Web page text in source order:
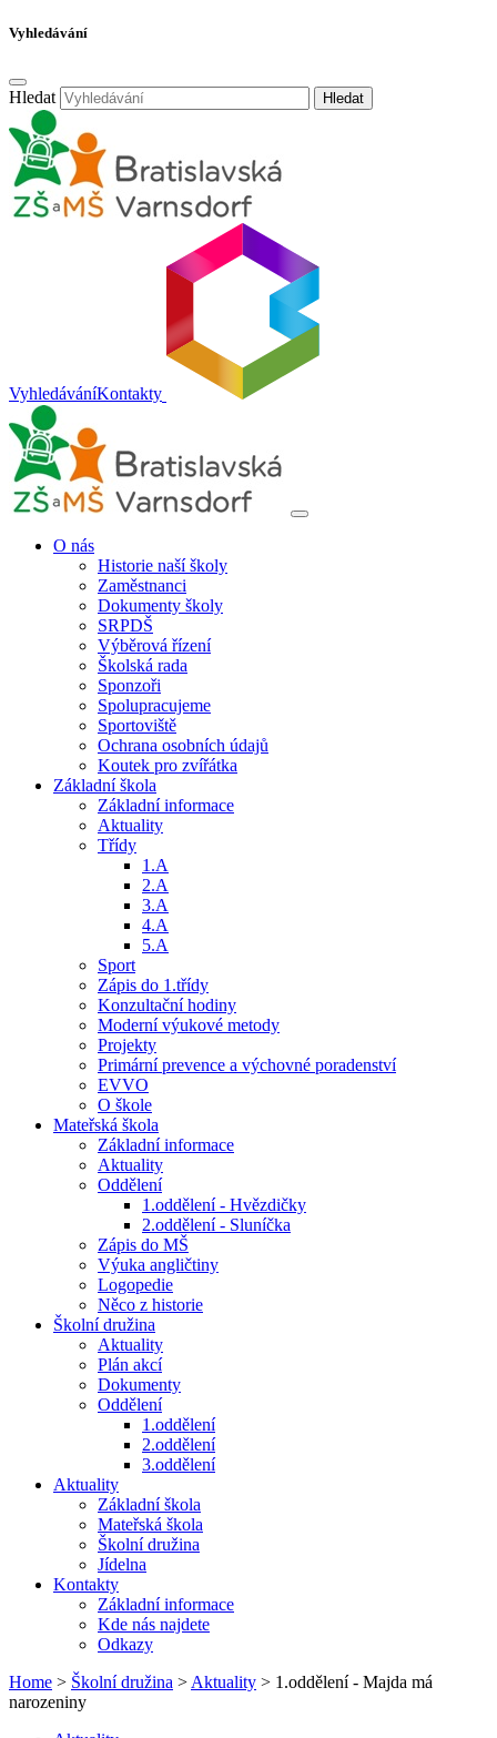
Vyhledávání
Hledat Hledat
VyhledáváníKontakty
O nás
Historie naší školy
Zaměstnanci
Dokumenty školy
SRPDŠ
Výběrová řízení
Školská rada
Sponzoři
Spolupracujeme
Sportoviště
Ochrana osobních údajů
Koutek pro zvířátka
Základní škola
Základní informace
Aktuality
Třídy
1.A
2.A
3.A
4.A
5.A
Sport
Zápis do 1.třídy
Konzultační hodiny
Moderní výukové metody
Projekty
Primární prevence a výchovné poradenství
EVVO
O škole
Mateřská škola
Základní informace
Aktuality
Oddělení
1.oddělení - Hvězdičky
2.oddělení - Sluníčka
Zápis do MŠ
Výuka angličtiny
Logopedie
Něco z historie
Školní družina
Aktuality
Plán akcí
Dokumenty
Oddělení
1.oddělení
2.oddělení
3.oddělení
Aktuality
Základní škola
Mateřská škola
Školní družina
Jídelna
Kontakty
Základní informace
Kde nás najdete
Odkazy
Home > Školní družina > Aktuality > 1.oddělení - Majda má
narozeniny